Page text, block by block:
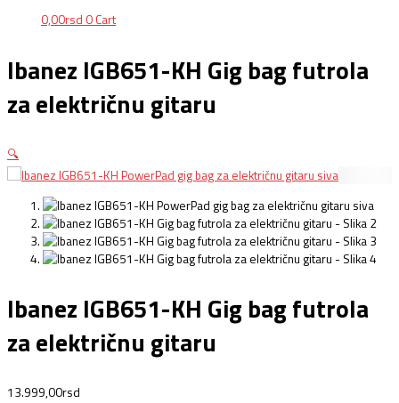
0,00rsd 0 Cart
Ibanez IGB651-KH Gig bag futrola
za električnu gitaru
🔍
Ibanez IGB651-KH Gig bag futrola
za električnu gitaru
13.999,00rsd